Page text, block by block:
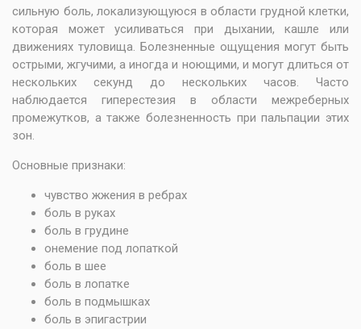
сильную боль, локализующуюся в области грудной клетки,
которая может усиливаться при дыхании, кашле или
движениях туловища. Болезненные ощущения могут быть
острыми, жгучими, а иногда и ноющими, и могут длиться от
нескольких секунд до нескольких часов. Часто
наблюдается гиперестезия в области межреберных
промежутков, а также болезненность при пальпации этих
зон.
Основные признаки:
чувство жжения в ребрах
боль в руках
боль в грудине
онемение под лопаткой
боль в шее
боль в лопатке
боль в подмышках
боль в эпигастрии